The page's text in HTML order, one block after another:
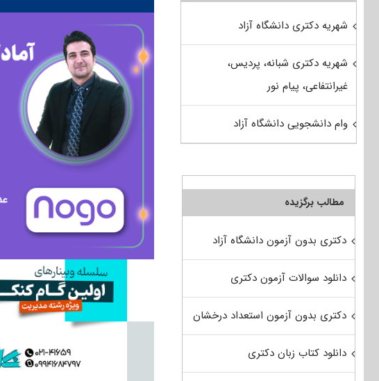
شهریه دکتری دانشگاه آزاد
شهریه دکتری شبانه، پردیس،
غیرانتفاعی، پیام نور
وام دانشجویی دانشگاه آزاد
مطالب برگزیده
دکتری بدون آزمون دانشگاه آزاد
دانلود سوالات آزمون دکتری
دکتری بدون آزمون استعداد درخشان
دانلود کتاب زبان دکتری